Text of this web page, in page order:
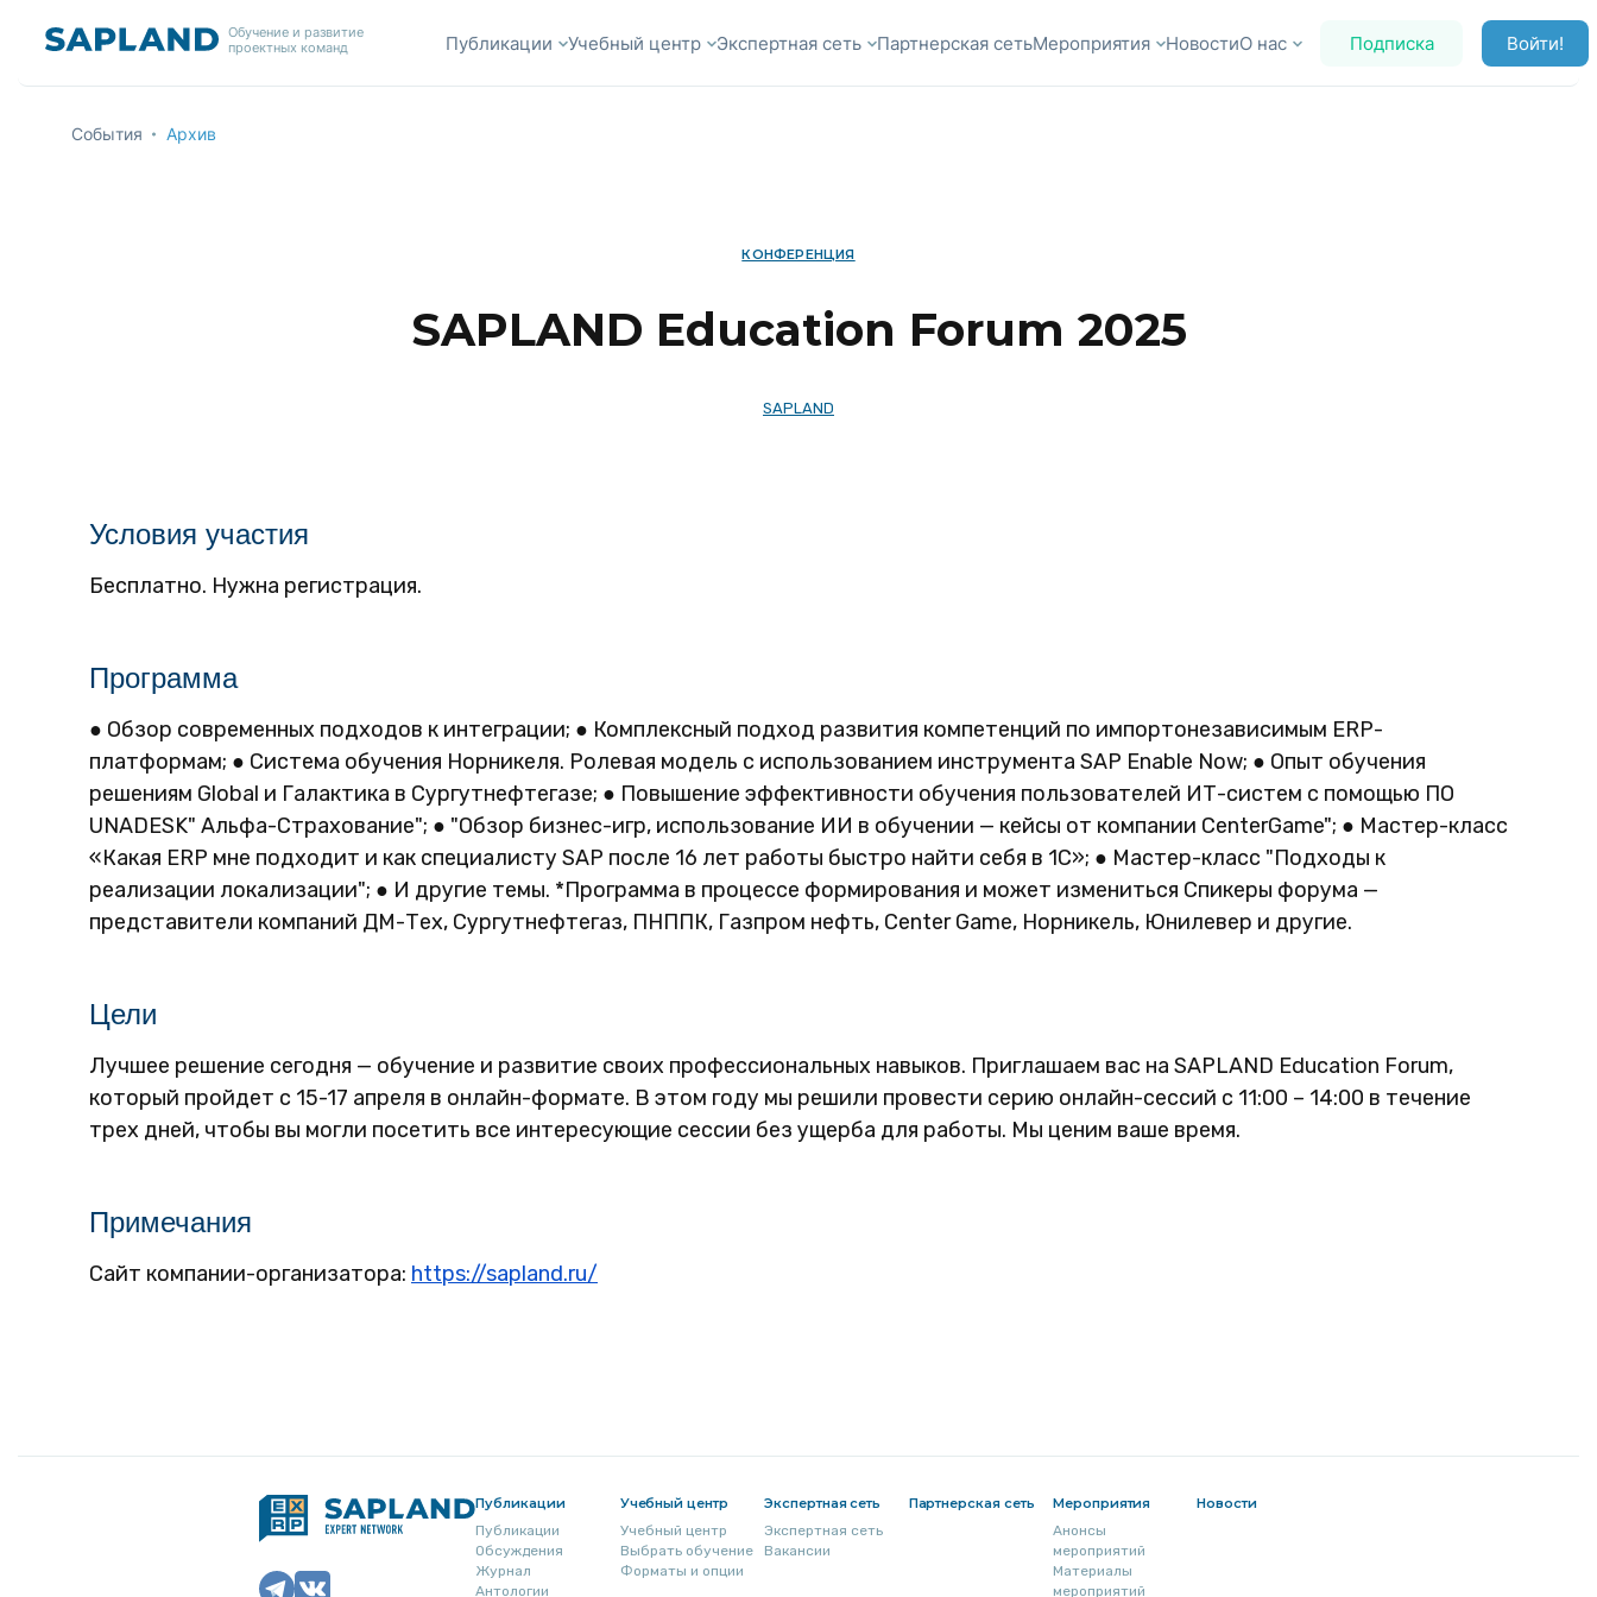
Обучение и развитие
проектных команд
Публикации Учебный центр Экспертная сеть Партнерская сетьМероприятия НовостиО нас Подписка Войти!
События Архив
КОНФЕРЕНЦИЯ
SAPLAND Education Forum 2025
SAPLAND
Условия участия
Бесплатно. Нужна регистрация.
Программа
● Обзор современных подходов к интеграции; ● Комплексный подход развития компетенций по импортонезависимым ERP-
платформам; ● Система обучения Норникеля. Ролевая модель с использованием инструмента SAP Enable Now; ● Опыт обучения
решениям Global и Галактика в Сургутнефтегазе; ● Повышение эффективности обучения пользователей ИТ-систем с помощью ПО
UNADESK" Альфа-Страхование"; ● "Обзор бизнес-игр, использование ИИ в обучении — кейсы от компании CenterGame"; ● Мастер-класс
«⁠Какая ERP мне подходит и как специалисту SAP после 16 лет работы быстро найти себя в 1С»; ● Мастер-класс "Подходы к
реализации локализации"; ● И другие темы. *Программа в процессе формирования и может измениться Спикеры форума —
представители компаний ДМ-Тех, Сургутнефтегаз, ПНППК, Газпром нефть, Center Game, Норникель, Юнилевер и другие.
Цели
Лучшее решение сегодня — обучение и развитие своих профессиональных навыков. Приглашаем вас на SAPLAND Education Forum,
который пройдет с 15-17 апреля в онлайн-формате. В этом году мы решили провести серию онлайн-сессий с 11:00 – 14:00 в течение
трех дней, чтобы вы могли посетить все интересующие сессии без ущерба для работы. Мы ценим ваше время.
Примечания
Сайт компании-организатора: https://sapland.ru/
Публикации
Публикации
Обсуждения
Журнал
Антологии
Учебный центр
Учебный центр
Выбрать обучение
Форматы и опции
Экспертная сеть
Экспертная сеть
Вакансии
Партнерская сеть
Мероприятия
Анонсы
мероприятий
Материалы
мероприятий
Новости